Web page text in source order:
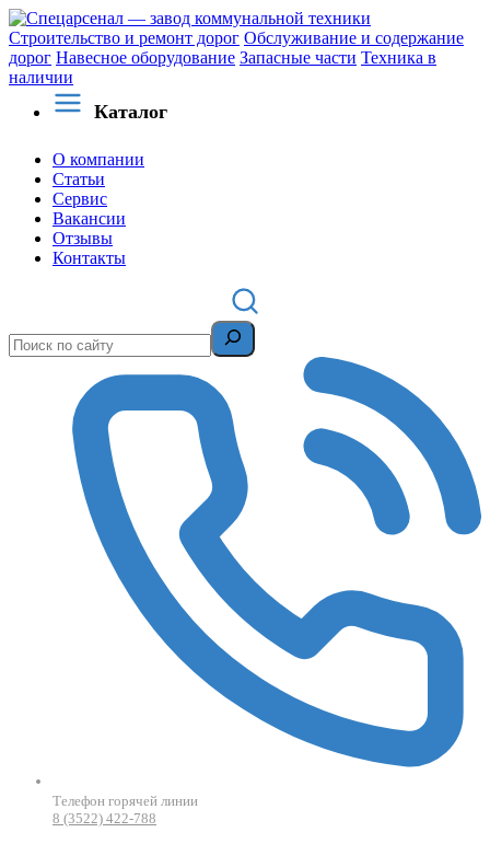
Строительство и ремонт дорог Обслуживание и содержание
дорог Навесное оборудование Запасные части Техника в
наличии
Каталог
О компании
Статьи
Сервис
Вакансии
Отзывы
Контакты
Телефон горячей линии
8 (3522) 422-788